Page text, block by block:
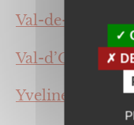
Val-de-Marne
Val-d’Oise (95),
Yvelines (78).